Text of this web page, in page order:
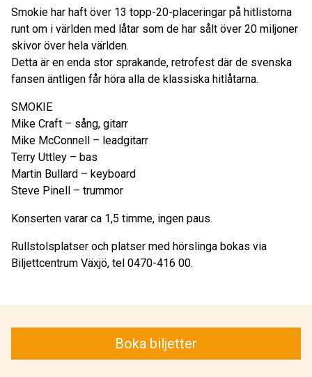
Boka biljetter
Smokie har haft över 13 topp-20-placeringar på hitlistorna
runt om i världen med låtar som de har sålt över 20 miljoner
skivor över hela världen.
Detta är en enda stor sprakande, retrofest där de svenska
fansen äntligen får höra alla de klassiska hitlåtarna.
SMOKIE
Mike Craft – sång, gitarr
Mike McConnell – leadgitarr
Terry Uttley – bas
Martin Bullard – keyboard
Steve Pinell – trummor
Konserten varar ca 1,5 timme, ingen paus.
Rullstolsplatser och platser med hörslinga bokas via
Biljettcentrum Växjö, tel 0470-416 00.